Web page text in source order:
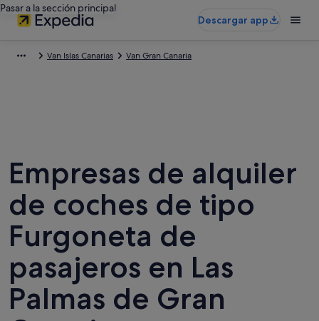
Pasar a la sección principal
Descargar app
Van Islas Canarias Van Gran Canaria
Empresas de alquiler
de coches de tipo
Furgoneta de
pasajeros en Las
Palmas de Gran